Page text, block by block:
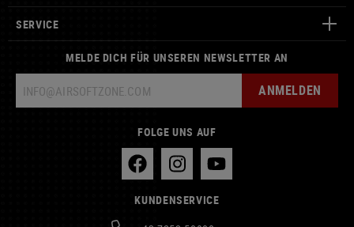
SERVICE
MELDE DICH FÜR UNSEREN NEWSLETTER AN
ANMELDEN
FOLGE UNS AUF
KUNDENSERVICE